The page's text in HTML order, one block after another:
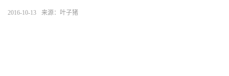
2016-10-13 来源：叶子猪